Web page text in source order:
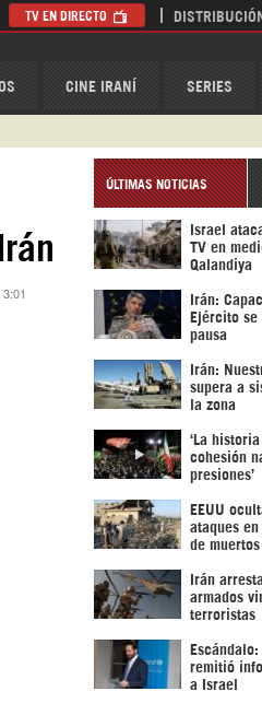
CINE IRANÍ SERIES
TV EN DIRECTO DISTRIBUCIÓN
ÚLTIMAS NOTICIAS
Israel
TV en
Qalandiya
Irán:
Ejército se
pausa
Irán:
supera a
la zona
‘La
cohesión
presiones’
EEUU
ataques en
de
Irán
armados
terroristas
Escándalo:
remitió
a Israel